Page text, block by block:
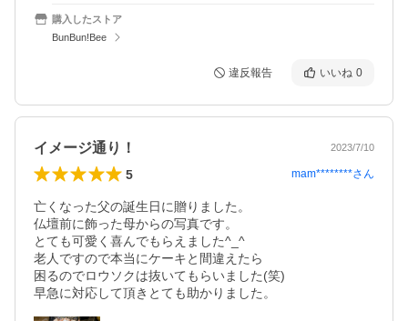
購入したストア
BunBun!Bee
違反報告 いいね 0
イメージ通り！ 2023/7/10
5 mam********さん
亡くなった父の誕生日に贈りました。
仏壇前に飾った母からの写真です。
とても可愛く喜んでもらえました^_^
老人ですので本当にケーキと間違えたら
困るのでロウソクは抜いてもらいました(笑)
早急に対応して頂きとても助かりました。